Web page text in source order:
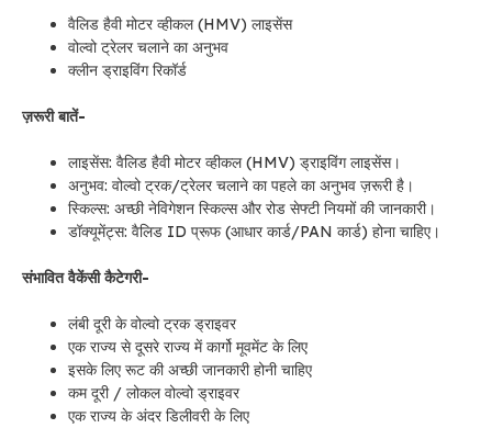
वैलिड हैवी मोटर व्हीकल (HMV) लाइसेंस
वोल्वो ट्रेलर चलाने का अनुभव
क्लीन ड्राइविंग रिकॉर्ड
ज़रूरी बातें-
लाइसेंस: वैलिड हैवी मोटर व्हीकल (HMV) ड्राइविंग लाइसेंस।
अनुभव: वोल्वो ट्रक/ट्रेलर चलाने का पहले का अनुभव ज़रूरी है।
स्किल्स: अच्छी नेविगेशन स्किल्स और रोड सेफ्टी नियमों की जानकारी।
डॉक्यूमेंट्स: वैलिड ID प्रूफ (आधार कार्ड/PAN कार्ड) होना चाहिए।
संभावित वैकेंसी कैटेगरी-
लंबी दूरी के वोल्वो ट्रक ड्राइवर
एक राज्य से दूसरे राज्य में कार्गो मूवमेंट के लिए
इसके लिए रूट की अच्छी जानकारी होनी चाहिए
कम दूरी / लोकल वोल्वो ड्राइवर
एक राज्य के अंदर डिलीवरी के लिए